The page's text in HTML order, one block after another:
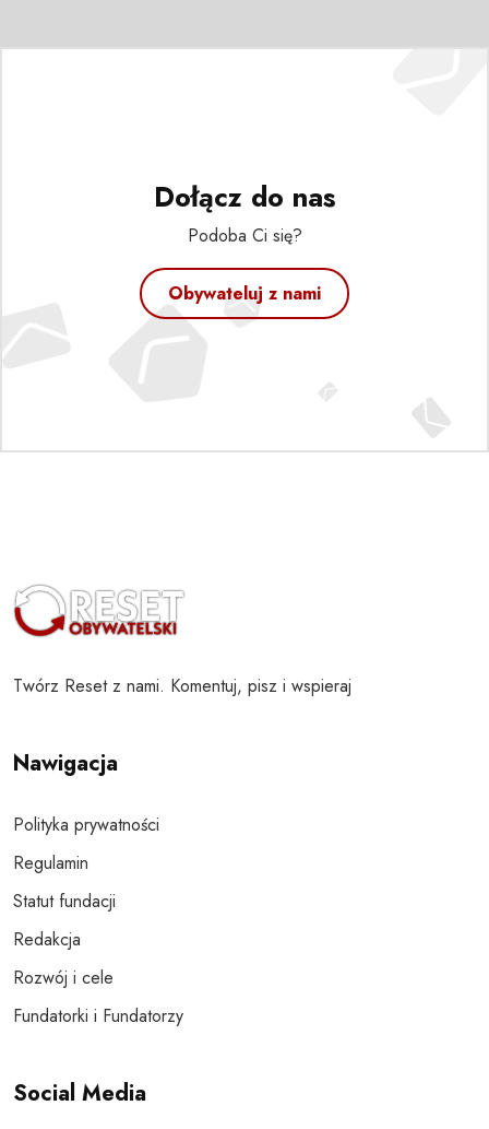
Dołącz do nas
Podoba Ci się?
Obywateluj z nami
Twórz Reset z nami. Komentuj, pisz i wspieraj
Nawigacja
Polityka prywatności
Regulamin
Statut fundacji
Redakcja
Rozwój i cele
Fundatorki i Fundatorzy
Social Media